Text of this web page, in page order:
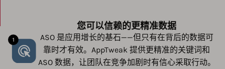
您可以信赖的更精准数据
ASO 是应用增长的基石——但只有在背后的数据可
靠时才有效。AppTweak 提供更精准的关键词和
ASO 数据，让团队在竞争加剧时有信心采取行动。